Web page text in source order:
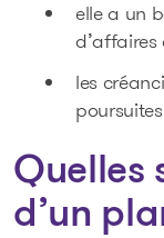
elle a un
les
Quelles
d’un